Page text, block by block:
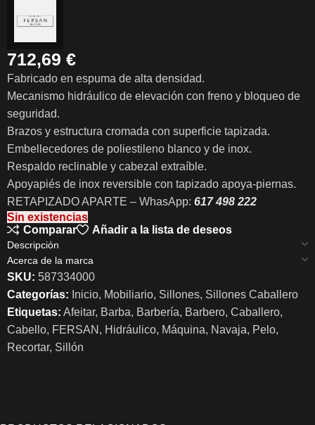
712,69 €
Fabricado en espuma de alta densidad.
Mecanismo hidráulico de elevación con freno y bloqueo de
seguridad.
Brazos y estructura cromada con superficie tapizada.
Embellecedores de poliestileno blanco y de inox.
Respaldo reclinable y cabezal extraíble.
Apoyapiés de inox reversible con tapizado apoya-piernas.
RETAPIZADO APARTE – WhasApp: 617 498 222
Sin existencias
Comparar
Añadir a la lista de deseos
Descripción
Acerca de la marca
SKU: 587334000
Categorías: Inicio, Mobiliario, Sillones, Sillones Caballero
Etiquetas: Afeitar, Barba, Barbería, Barbero, Caballero,
Cabello, FERSAN , Hidráulico, Máquina, Navaja, Pelo,
Recortar, Sillón